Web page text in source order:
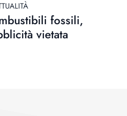
fossili,
vietata